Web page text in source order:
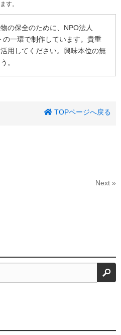
す。
の保全のために、NPO法人
一環で制作しています。貴重
用してください。興味本位の無
。
TOPページへ戻る
Next »
検